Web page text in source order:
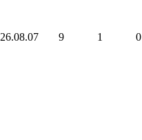
26.08.07 9 1 0